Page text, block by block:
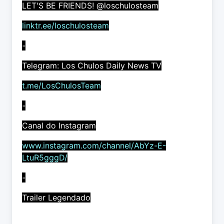
LET'S BE FRIENDS! @loschulosteam
linktr.ee/loschulosteam
-
Telegram: Los Chulos Daily News TV
t.me/LosChulosTeam
-
Canal do Instagram
www.instagram.com/channel/AbYz-E-
LtuR5gggD/
-
Trailer Legendado